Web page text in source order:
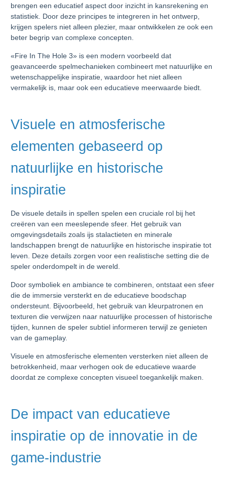
brengen een educatief aspect door inzicht in kansrekening en
statistiek. Door deze principes te integreren in het ontwerp,
krijgen spelers niet alleen plezier, maar ontwikkelen ze ook een
beter begrip van complexe concepten.
«Fire In The Hole 3» is een modern voorbeeld dat
geavanceerde spelmechanieken combineert met natuurlijke en
wetenschappelijke inspiratie, waardoor het niet alleen
vermakelijk is, maar ook een educatieve meerwaarde biedt.
Visuele en atmosferische
elementen gebaseerd op
natuurlijke en historische
inspiratie
De visuele details in spellen spelen een cruciale rol bij het
creëren van een meeslepende sfeer. Het gebruik van
omgevingsdetails zoals ijs stalactieten en minerale
landschappen brengt de natuurlijke en historische inspiratie tot
leven. Deze details zorgen voor een realistische setting die de
speler onderdompelt in de wereld.
Door symboliek en ambiance te combineren, ontstaat een sfeer
die de immersie versterkt en de educatieve boodschap
ondersteunt. Bijvoorbeeld, het gebruik van kleurpatronen en
texturen die verwijzen naar natuurlijke processen of historische
tijden, kunnen de speler subtiel informeren terwijl ze genieten
van de gameplay.
Visuele en atmosferische elementen versterken niet alleen de
betrokkenheid, maar verhogen ook de educatieve waarde
doordat ze complexe concepten visueel toegankelijk maken.
De impact van educatieve
inspiratie op de innovatie in de
game-industrie